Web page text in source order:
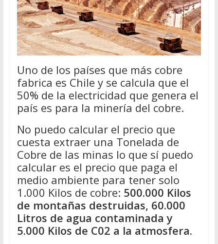
Uno de los países que más cobre
fabrica es Chile y se calcula que el
50% de la electricidad que genera el
país es para la minería del cobre.
No puedo calcular el precio que
cuesta extraer una Tonelada de
Cobre de las minas lo que sí puedo
calcular es el precio que paga el
medio ambiente para tener solo
1.000 Kilos de cobre: 500.000 Kilos
de montañas destruidas, 60.000
Litros de agua contaminada y
5.000 Kilos de C02 a la atmosfera.